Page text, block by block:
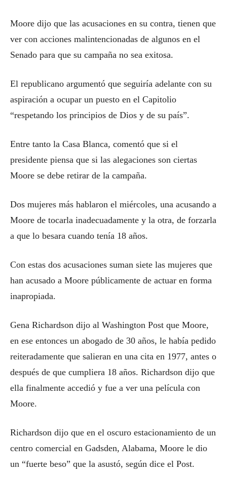
Moore dijo que las acusaciones en su contra, tienen que
ver con acciones malintencionadas de algunos en el
Senado para que su campaña no sea exitosa.
El republicano argumentó que seguiría adelante con su
aspiración a ocupar un puesto en el Capitolio
“respetando los principios de Dios y de su país”.
Entre tanto la Casa Blanca, comentó que si el
presidente piensa que si las alegaciones son ciertas
Moore se debe retirar de la campaña.
Dos mujeres más hablaron el miércoles, una acusando a
Moore de tocarla inadecuadamente y la otra, de forzarla
a que lo besara cuando tenía 18 años.
Con estas dos acusaciones suman siete las mujeres que
han acusado a Moore públicamente de actuar en forma
inapropiada.
Gena Richardson dijo al Washington Post que Moore,
en ese entonces un abogado de 30 años, le había pedido
reiteradamente que salieran en una cita en 1977, antes o
después de que cumpliera 18 años. Richardson dijo que
ella finalmente accedió y fue a ver una película con
Moore.
Richardson dijo que en el oscuro estacionamiento de un
centro comercial en Gadsden, Alabama, Moore le dio
un “fuerte beso” que la asustó, según dice el Post.